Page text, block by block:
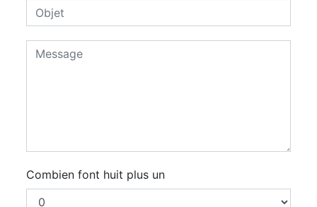
Combien font huit plus un